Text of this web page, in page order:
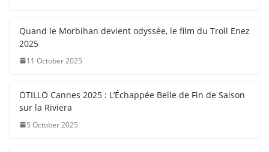
Quand le Morbihan devient odyssée, le film du Troll Enez
2025
11 October 2025
ÖTILLÖ Cannes 2025 : L’Échappée Belle de Fin de Saison
sur la Riviera
5 October 2025